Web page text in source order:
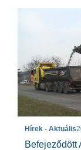
Hírek - Aktuális
Befejeződött